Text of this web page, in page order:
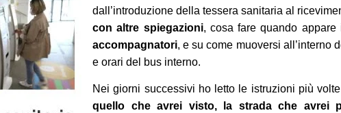
dall’introduzione della tessera sanitaria al
con altre spiegazioni, cosa fare quando
accompagnatori, e su come muoversi all’interno
e orari del bus interno.
Nei giorni successivi ho letto le istruzioni più
quello che avrei visto, la strada che avrei